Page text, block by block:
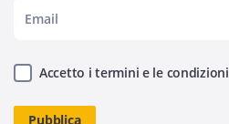
Accetto i termini e le condizioni